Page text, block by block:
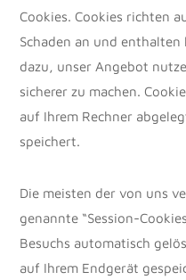
Cookies. Cookies richten
Schaden an und enthalten
dazu, unser Angebot
sicherer zu machen.
auf Ihrem Rechner
speichert.
Die meisten der von uns
genannte “Session-
Besuchs automatisch
auf Ihrem Endgerät